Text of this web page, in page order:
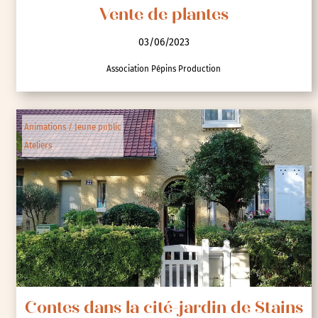
Vente de plantes
03/06/2023
Association Pépins Production
Animations / Jeune public
Ateliers
Contes dans la cité-jardin de Stains